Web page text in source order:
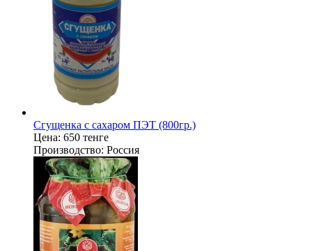
Сгущенка с сахаром ПЭТ (800гр.)
Цена: 650 тенге
Производство: Россия